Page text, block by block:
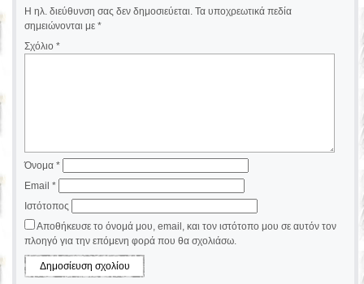
Η ηλ. διεύθυνση σας δεν δημοσιεύεται. Τα υποχρεωτικά πεδία
σημειώνονται με *
Σχόλιο *
Όνομα *
Email *
Ιστότοπος
Αποθήκευσε το όνομά μου, email, και τον ιστότοπο μου σε αυτόν τον
πλοηγό για την επόμενη φορά που θα σχολιάσω.